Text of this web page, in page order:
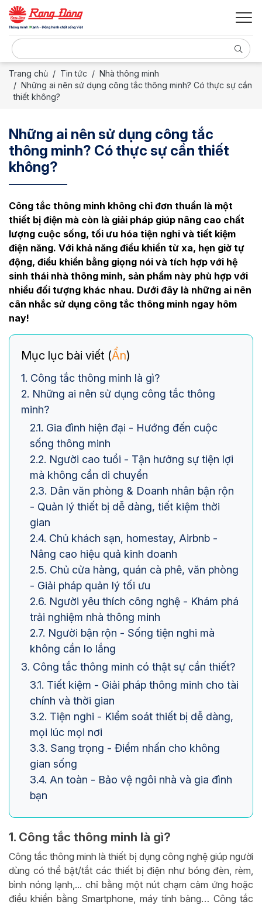
Trang chủ Tin tức
Nhà thông minh
Những ai nên sử dụng công tắc thông minh? Có thực sự cần
thiết không?
Những ai nên sử dụng công tắc
thông minh? Có thực sự cần thiết
không?
Công tắc thông minh không chỉ đơn thuần là một
thiết bị điện mà còn là giải pháp giúp nâng cao chất
lượng cuộc sống, tối ưu hóa tiện nghi và tiết kiệm
điện năng. Với khả năng điều khiển từ xa, hẹn giờ tự
động, điều khiển bằng giọng nói và tích hợp với hệ
sinh thái nhà thông minh, sản phẩm này phù hợp với
nhiều đối tượng khác nhau. Dưới đây là những ai nên
cân nhắc sử dụng công tắc thông minh ngay hôm
nay!
Mục lục bài viết (Ẩn)
1. Công tắc thông minh là gì?
2. Những ai nên sử dụng công tắc thông
minh?
2.1. Gia đình hiện đại - Hướng đến cuộc
sống thông minh
2.2. Người cao tuổi - Tận hưởng sự tiện lợi
mà không cần di chuyển
2.3. Dân văn phòng & Doanh nhân bận rộn
- Quản lý thiết bị dễ dàng, tiết kiệm thời
gian
2.4. Chủ khách sạn, homestay, Airbnb -
Nâng cao hiệu quả kinh doanh
2.5. Chủ cửa hàng, quán cà phê, văn phòng
- Giải pháp quản lý tối ưu
2.6. Người yêu thích công nghệ - Khám phá
trải nghiệm nhà thông minh
2.7. Người bận rộn - Sống tiện nghi mà
không cần lo lắng
3. Công tắc thông minh có thật sự cần thiết?
3.1. Tiết kiệm - Giải pháp thông minh cho tài
chính và thời gian
3.2. Tiện nghi - Kiểm soát thiết bị dễ dàng,
mọi lúc mọi nơi
3.3. Sang trọng - Điểm nhấn cho không
gian sống
3.4. An toàn - Bảo vệ ngôi nhà và gia đình
bạn
1. Công tắc thông minh là gì?
Công tắc thông minh là thiết bị dụng công nghệ giúp người
dùng có thể bật/tắt các thiết bị điện như bóng đèn, rèm,
bình nóng lạnh,... chỉ bằng một nút chạm cảm ứng hoặc
điều khiển bằng Smartphone, máy tính bảng… Công tắc